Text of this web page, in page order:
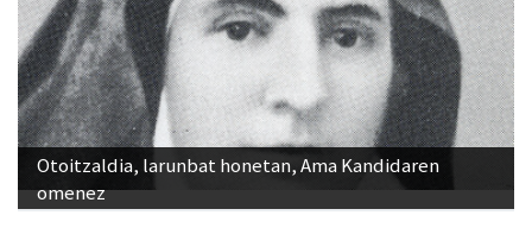
Otoitzaldia, larunbat honetan, Ama Kandidaren
omenez